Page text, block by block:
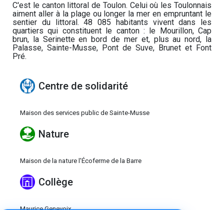
C'est le canton littoral de Toulon. Celui où les Toulonnais
aiment aller à la plage ou longer la mer en empruntant le
sentier du littoral. 48 085 habitants vivent dans les
quartiers qui constituent le canton : le Mourillon, Cap
brun, la Serinette en bord de mer et, plus au nord, la
Palasse, Sainte-Musse, Pont de Suve, Brunet et Font
Pré.
Centre de solidarité
Maison des services public de Sainte-Musse
Nature
Maison de la nature l'Écoferme de la Barre
Collège